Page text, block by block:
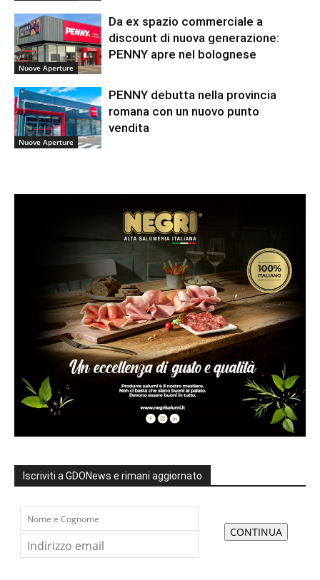
Nuove Aperture
Da ex spazio commerciale a
discount di nuova generazione:
PENNY apre nel bolognese
Nuove Aperture
PENNY debutta nella provincia
romana con un nuovo punto
vendita
Iscriviti a GDONews e rimani aggiornato